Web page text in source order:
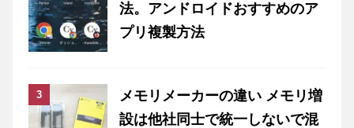
法。アンドロイドおすすめのア
プリ複製方法
メモリメーカーの違い メモリ増
設は他社同士で統一しないで混